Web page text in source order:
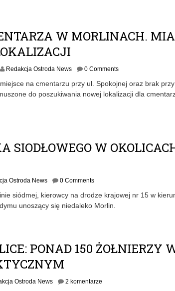
W MORLINACH.
Redakcja Ostroda News 0 Comments
na cmentarzu przy ul. Spokojnej oraz brak przy
do poszukiwania nowej lokalizacji dla
SIODŁOWEGO W
Ostroda News 0 Comments
siódmej, kierowcy na drodze krajowej nr 15 w
unoszący się niedaleko Morlin.
PONAD 150 ŻOŁNIERZY
Ostroda News 2 komentarze